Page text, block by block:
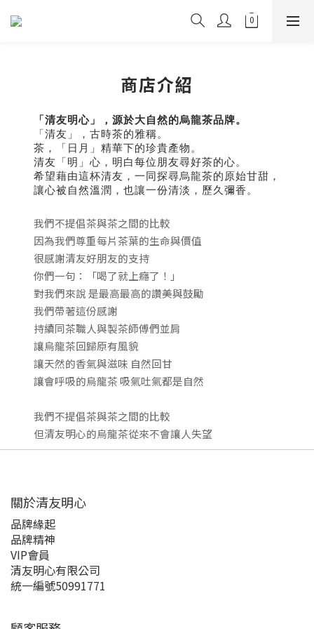
商店介紹
「清友明心 」
，源於大自然的烏龍茶品牌。
「清友」，古時茶的雅稱。
茶，「日月」精華下的珍貴產物。
清友「明」心，明白每位朋友尋好茶的心。
希望藉由這杯清友，一同探尋烏龍茶的原始甘甜，
讓心被自然溫潤，也讓一份清淡，歷久彌香。
我們不提倡茶與茶之間的比較
因為我們尊重每片茶葉的生命與價值
很感謝清友好朋友的支持
你們一句 ：「喝了就上癮了！」
對我們來說是最高最高的讚美與鼓勵
我們帶著這份感謝
持續同茶職人與製茶師傅們並肩
讓烏龍茶回歸原有風貌
讓天然的香氣與滋味 自然回甘
讓會呼吸的烏龍茶吸氣吐氣都是自然
我們不提倡茶與茶之間的比較
但清友明心的烏龍茶從來不會讓人失望
關於清友明心
品牌緣起
品牌精神
VIP會員
清友明心有限公司
統一編號50991771